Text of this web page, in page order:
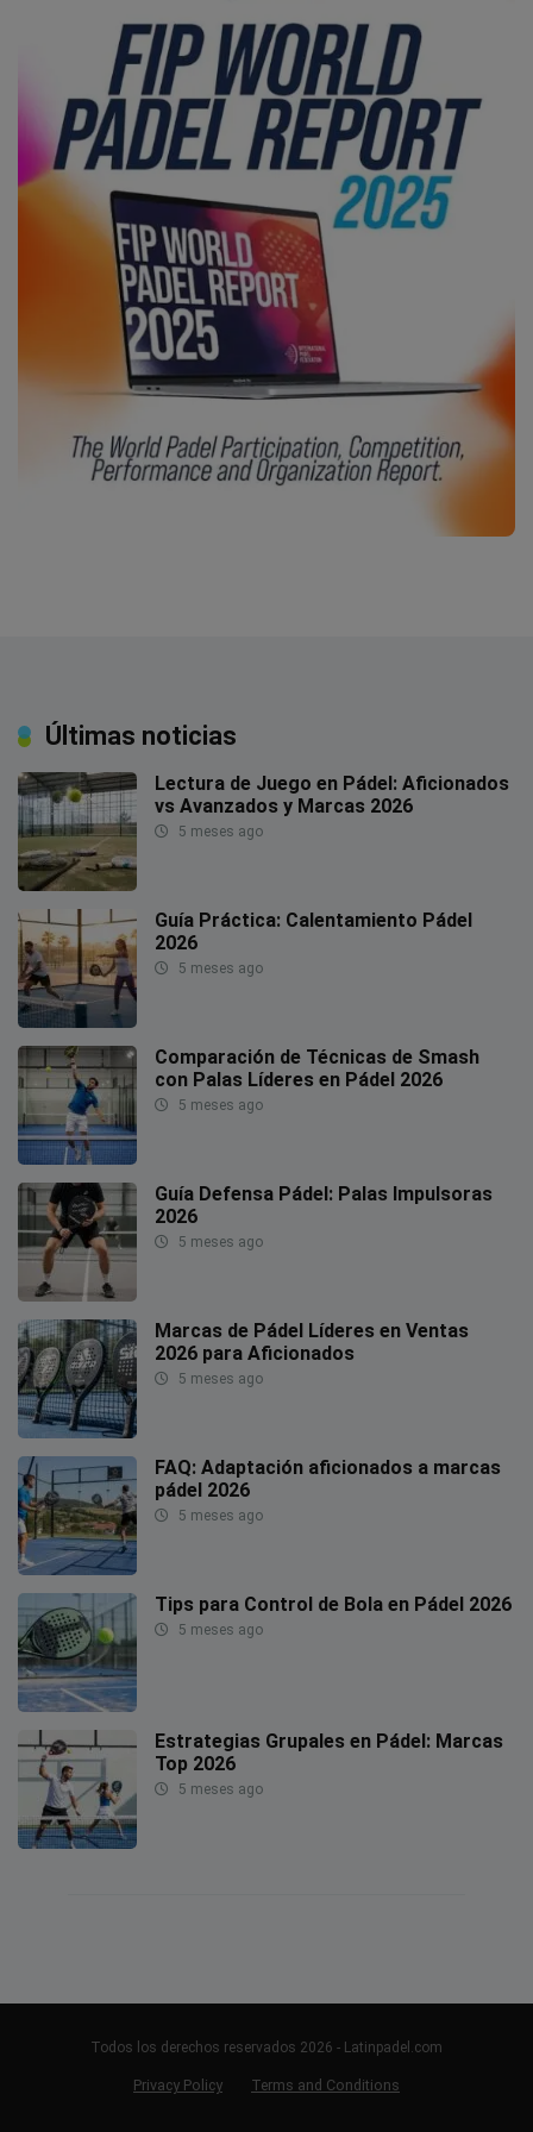
Últimas noticias
Lectura de Juego en Pádel: Aficionados
vs Avanzados y Marcas 2026
5 meses ago
Guía Práctica: Calentamiento Pádel
2026
5 meses ago
Comparación de Técnicas de Smash
con Palas Líderes en Pádel 2026
5 meses ago
Guía Defensa Pádel: Palas Impulsoras
2026
5 meses ago
Marcas de Pádel Líderes en Ventas
2026 para Aficionados
5 meses ago
FAQ: Adaptación aficionados a marcas
pádel 2026
5 meses ago
Tips para Control de Bola en Pádel 2026
5 meses ago
Estrategias Grupales en Pádel: Marcas
Top 2026
5 meses ago
Todos los derechos reservados 2026 - Latinpadel.com
Privacy Policy Terms and Conditions